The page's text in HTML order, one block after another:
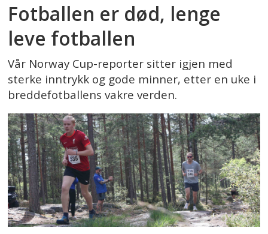
Fotballen er død, lenge
leve fotballen
Vår Norway Cup-reporter sitter igjen med
sterke inntrykk og gode minner, etter en uke i
breddefotballens vakre verden.